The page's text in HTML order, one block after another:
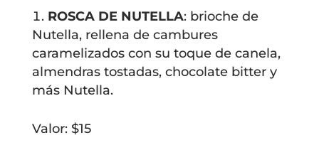
ROSCA DE NUTELLA: brioche de
Nutella, rellena de cambures
caramelizados con su toque de canela,
almendras tostadas, chocolate bitter y
más Nutella.
Valor: $15